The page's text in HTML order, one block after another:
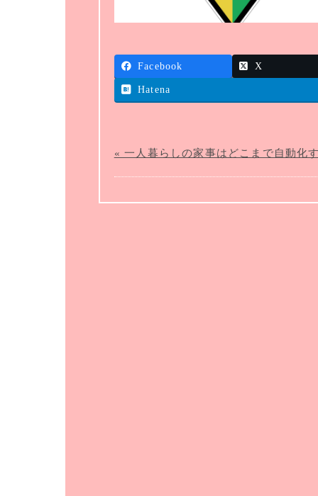
Facebook X
Hatena
« 一人暮らしの家事はどこまで自動化